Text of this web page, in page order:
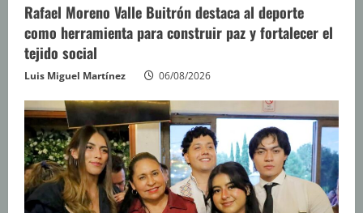
Rafael Moreno Valle Buitrón destaca al deporte
como herramienta para construir paz y fortalecer el
tejido social
Luis Miguel Martínez 06/08/2026